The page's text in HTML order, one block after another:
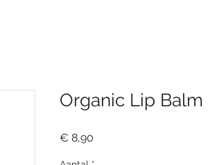
Organic Lip Balm
€ 8,90